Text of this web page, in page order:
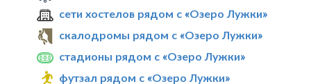
сети хостелов рядом с «Озеро Лужки»
скалодромы рядом с «Озеро Лужки»
стадионы рядом с «Озеро Лужки»
футзал рядом с «Озеро Лужки»